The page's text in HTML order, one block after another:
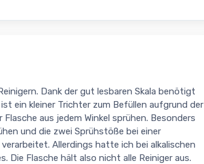
Dank der gut lesbaren Skala benötigt
ein kleiner Trichter zum Befüllen aufgrund der
aus jedem Winkel sprühen. Besonders
und die zwei Sprühstöße bei einer
Allerdings hatte ich bei alkalischen
Die Flasche hält also nicht alle Reiniger aus.